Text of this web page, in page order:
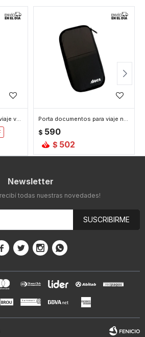
Porta documentos para viaje verde - Verde Porta documentos para viaje negro
$ 590
$ 502
Newsletter
todas nuestras novedades!
SUSCRIBIRME
   